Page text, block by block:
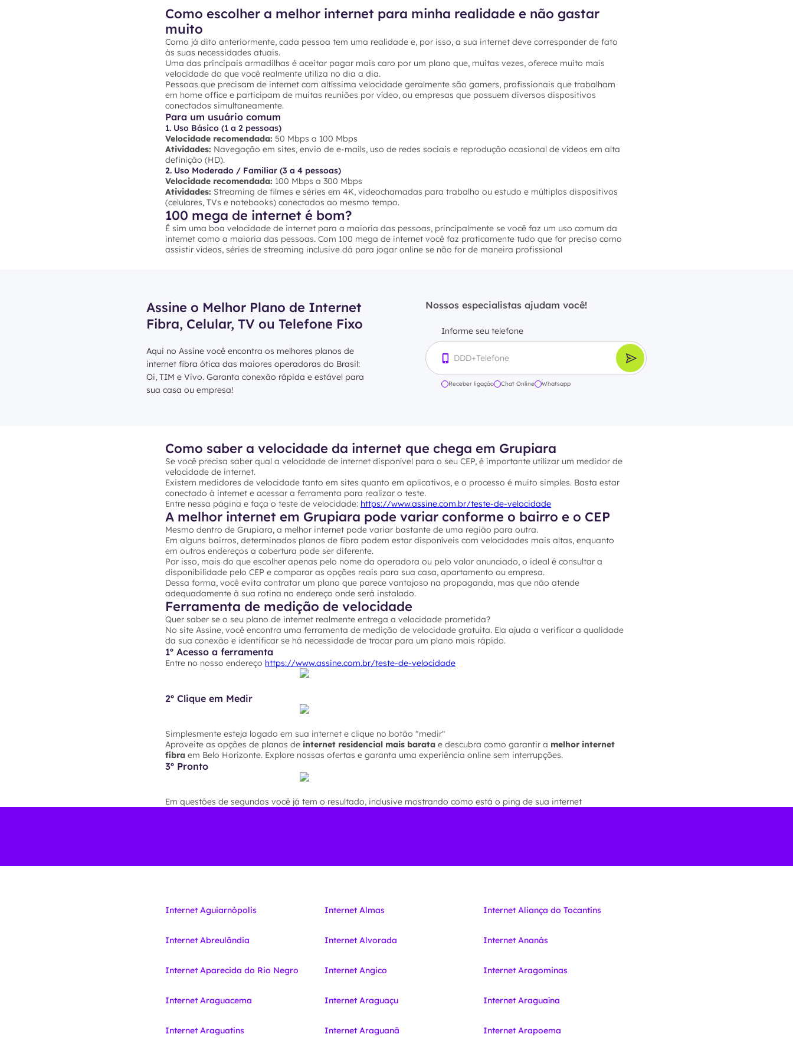
Como escolher a melhor internet para minha realidade e não gastar
muito
Como já dito anteriormente, cada pessoa tem uma realidade e, por isso, a sua internet deve corresponder de fato
às suas necessidades atuais.
Uma das principais armadilhas é aceitar pagar mais caro por um plano que, muitas vezes, oferece muito mais
velocidade do que você realmente utiliza no dia a dia.
Pessoas que precisam de internet com altíssima velocidade geralmente são gamers, profissionais que trabalham
em home office e participam de muitas reuniões por vídeo, ou empresas que possuem diversos dispositivos
conectados simultaneamente.
Para um usuário comum
1. Uso Básico (1 a 2 pessoas)
Velocidade recomendada: 50 Mbps a 100 Mbps
Atividades: Navegação em sites, envio de e-mails, uso de redes sociais e reprodução ocasional de vídeos em alta
definição (HD).
2. Uso Moderado / Familiar (3 a 4 pessoas)
Velocidade recomendada: 100 Mbps a 300 Mbps
Atividades: Streaming de filmes e séries em 4K, videochamadas para trabalho ou estudo e múltiplos dispositivos
(celulares, TVs e notebooks) conectados ao mesmo tempo.
100 mega de internet é bom?
É sim uma boa velocidade de internet para a maioria das pessoas, principalmente se você faz um uso comum da
internet como a maioria das pessoas. Com 100 mega de internet você faz praticamente tudo que for preciso como
assistir vídeos, séries de streaming inclusive dá para jogar online se não for de maneira profissional
Assine o Melhor Plano de Internet
Fibra, Celular, TV ou Telefone Fixo
Aqui no Assine você encontra os melhores planos de
internet fibra ótica das maiores operadoras do Brasil:
Oi, TIM e Vivo. Garanta conexão rápida e estável para
sua casa ou empresa!
Nossos especialistas ajudam você!
Informe seu telefone
Receber ligação Chat Online Whatsapp
Como saber a velocidade da internet que chega em Grupiara
Se você precisa saber qual a velocidade de internet disponível para o seu CEP, é importante utilizar um medidor de
velocidade de internet.
Existem medidores de velocidade tanto em sites quanto em aplicativos, e o processo é muito simples. Basta estar
conectado à internet e acessar a ferramenta para realizar o teste.
Entre nessa página e faça o teste de velocidade: https://www.assine.com.br/teste-de-velocidade
A melhor internet em Grupiara pode variar conforme o bairro e o CEP
Mesmo dentro de Grupiara, a melhor internet pode variar bastante de uma região para outra.
Em alguns bairros, determinados planos de fibra podem estar disponíveis com velocidades mais altas, enquanto
em outros endereços a cobertura pode ser diferente.
Por isso, mais do que escolher apenas pelo nome da operadora ou pelo valor anunciado, o ideal é consultar a
disponibilidade pelo CEP e comparar as opções reais para sua casa, apartamento ou empresa.
Dessa forma, você evita contratar um plano que parece vantajoso na propaganda, mas que não atende
adequadamente à sua rotina no endereço onde será instalado.
Ferramenta de medição de velocidade
Quer saber se o seu plano de internet realmente entrega a velocidade prometida?
No site Assine, você encontra uma ferramenta de medição de velocidade gratuita. Ela ajuda a verificar a qualidade
da sua conexão e identificar se há necessidade de trocar para um plano mais rápido.
1º Acesso a ferramenta
Entre no nosso endereço https://www.assine.com.br/teste-de-velocidade
2º Clique em Medir
Simplesmente esteja logado em sua internet e clique no botão "medir"
Aproveite as opções de planos de internet residencial mais barata e descubra como garantir a melhor internet
fibra em Belo Horizonte. Explore nossas ofertas e garanta uma experiência online sem interrupções.
3º Pronto
Em questões de segundos você já tem o resultado, inclusive mostrando como está o ping de sua internet
Internet Aguiarnópolis Internet Almas Internet Aliança do Tocantins
Internet Abreulândia Internet Alvorada Internet Ananás
Internet Aparecida do Rio Negro Internet Angico Internet Aragominas
Internet Araguacema Internet Araguaçu Internet Araguaína
Internet Araguatins Internet Araguanã Internet Arapoema